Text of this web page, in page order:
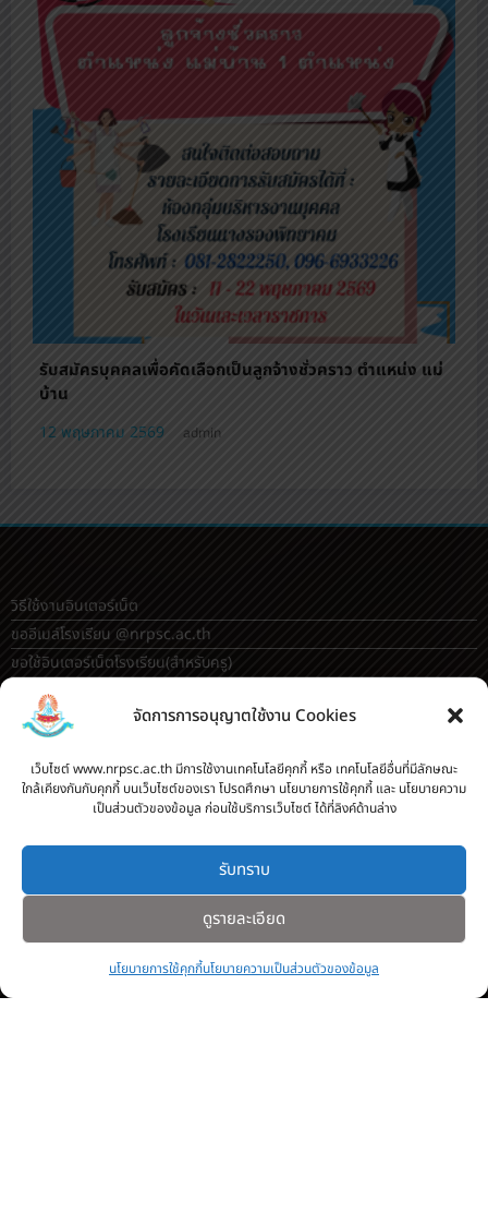
จัดการการอนุญาตใช้งาน Cookies
เว็บไซต์ www.nrpsc.ac.th มีการใช้งานเทคโนโลยีคุกกี้ หรือ เทคโนโลยีอื่นที่มีลักษณะ
ใกล้เคียงกันกับคุกกี้ บนเว็บไซต์ของเรา โปรดศึกษา นโยบายการใช้คุกกี้ และ นโยบายความ
เป็นส่วนตัวของข้อมูล ก่อนใช้บริการเว็บไซต์ ได้ที่ลิงค์ด้านล่าง
รับทราบ
ดูรายละเอียด
นโยบายการใช้คุกกี้นโยบายความเป็นส่วนตัวของข้อมูล
รับสมัครบุคคลเพื่อคัดเลือกเป็นลูกจ้างชั่วคราว ตําแหน่ง แม่
บ้าน
12 พฤษภาคม 2569 admin
วิธีใช้งานอินเตอร์เน็ต
ขออีเมล์โรงเรียน @nrpsc.ac.th
ขอใช้อินเตอร์เน็ตโรงเรียน(สำหรับครู)
ดาวน์โหลด
รูปกิจกรรมโรงเรียน
หลักสูตรต้านทุจริตทุกระดับ
ปฏิทินกิจกรรม
Temporary Employee Positions)
toschool.in/nrp
คู่มือเปลี่ยนรหัสผ่าน เลือกชุมนุม เลือกวิชาเลือก ใน toSchool